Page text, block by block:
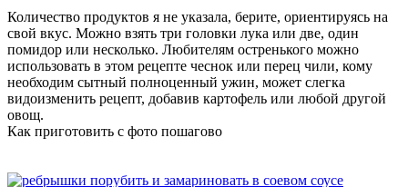
Количество продуктов я не указала, берите, ориентируясь на
свой вкус. Можно взять три головки лука или две, один
помидор или несколько. Любителям остренького можно
использовать в этом рецепте чеснок или перец чили, кому
необходим сытный полноценный ужин, может слегка
видоизменить рецепт, добавив картофель или любой другой
овощ.
Как приготовить с фото пошагово